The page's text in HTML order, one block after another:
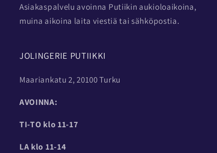
Asiakaspalvelu avoinna Putiikin aukioloaikoina,
muina aikoina laita viestiä tai sähköpostia.
JOLINGERIE PUTIIKKI
Maariankatu 2, 20100 Turku
AVOINNA:
TI-TO klo 11-17
LA klo 11-14